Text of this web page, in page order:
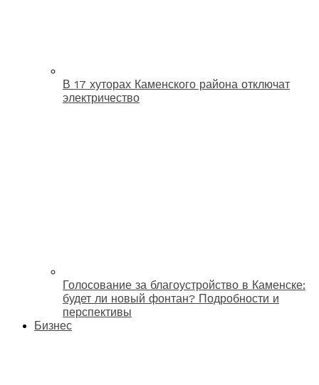
В 17 хуторах Каменского района отключат
электричество
Голосование за благоустройство в Каменске:
будет ли новый фонтан? Подробности и
перспективы
Бизнес